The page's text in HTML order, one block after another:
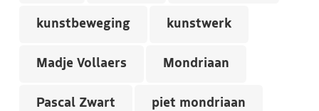
kunstbeweging kunstwerk
Madje Vollaers Mondriaan
Pascal Zwart piet mondriaan